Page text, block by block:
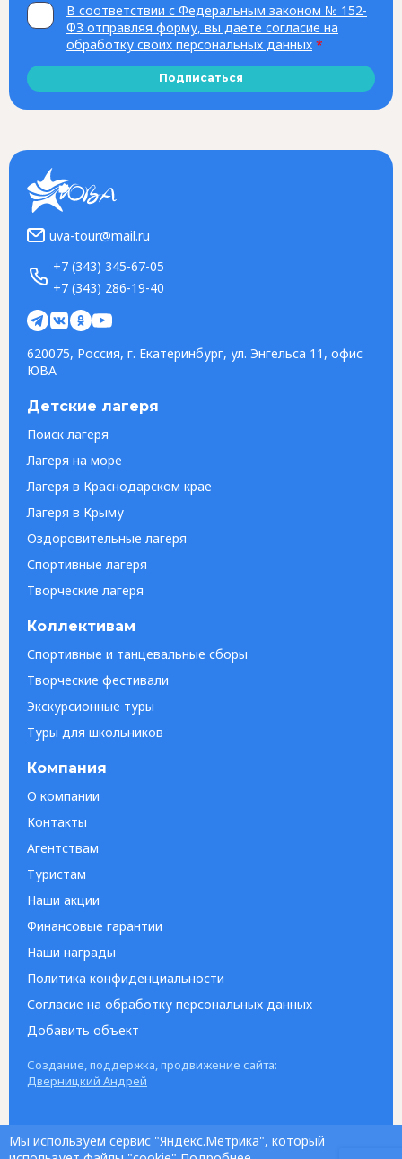
В соответствии с Федеральным законом № 152-
ФЗ отправляя форму, вы даете согласие на
обработку своих персональных данных *
Подписаться
uva-tour@mail.ru
+7 (343) 345-67-05
+7 (343) 286-19-40
620075, Россия, г. Екатеринбург, ул. Энгельса 11, офис
ЮВА
Детские лагеря
Поиск лагеря
Лагеря на море
Лагеря в Краснодарском крае
Лагеря в Крыму
Оздоровительные лагеря
Спортивные лагеря
Творческие лагеря
Коллективам
Спортивные и танцевальные сборы
Творческие фестивали
Экскурсионные туры
Туры для школьников
Компания
О компании
Контакты
Агентствам
Туристам
Наши акции
Финансовые гарантии
Наши награды
Политика конфиденциальности
Согласие на обработку персональных данных
Добавить объект
Создание, поддержка, продвижение сайта:
Дверницкий Андрей
Мы используем сервис "Яндекс.Метрика", который